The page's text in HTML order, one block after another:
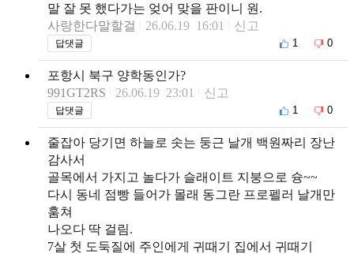
말 잘 못 했다가는 엊어 맞을 판이니 원.
사랑한다말할걸
26.06.19 16:01 신고
답댓글 1 0
포항시 북구 양학동인가?
991GT2RS
26.06.19 23:01 신고
답댓글 1 0
줄잡아 당기면 하늘로 솟는 둥근 날개 백원짜리 장난
감사서
골목에서 가지고 놀다가 슬래이트 지붕으로 슝~~
다시 동네 점빵 들어가 몰래 동그란 프로펠러 날개만
훔쳐
나오다 딱 걸림.
7살 첫 도둑질에 주인에게 귀때기 집에서 귀때기